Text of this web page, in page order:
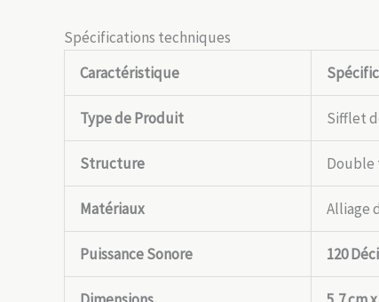
Spécifications techniques
Caractéristique
Type de Produit Sifflet
Structure Double
Matériaux Alliage
Puissance Sonore 120